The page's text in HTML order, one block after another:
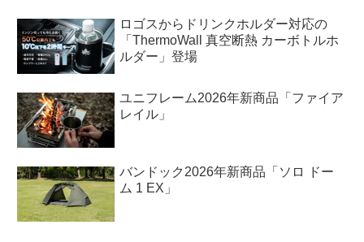
ロゴスからドリンクホルダー対応の
「ThermoWall 真空断熱 カーボトルホ
ルダー」登場
ユニフレーム2026年新商品「ファイア
レイル」
バンドック2026年新商品「ソロ ドー
ム 1 EX」